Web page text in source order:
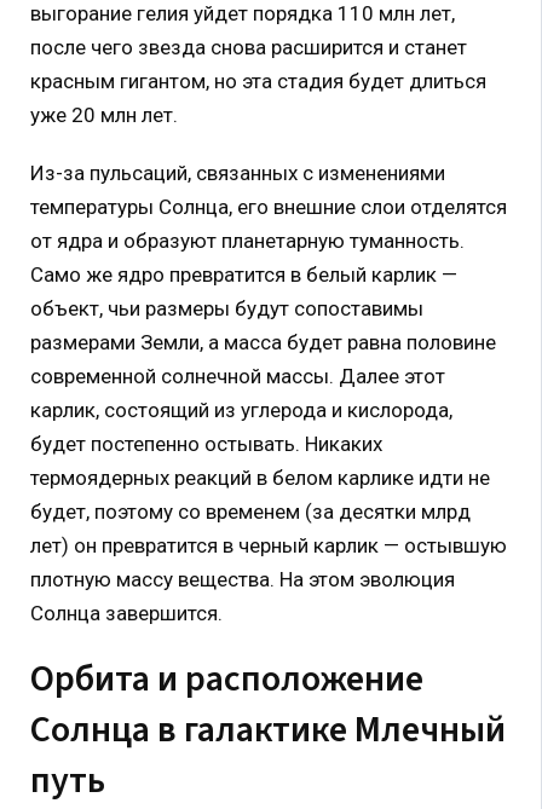
выгорание гелия уйдет порядка 110 млн лет,
после чего звезда снова расширится и станет
красным гигантом, но эта стадия будет длиться
уже 20 млн лет.
Из-за пульсаций, связанных с изменениями
температуры Солнца, его внешние слои отделятся
от ядра и образуют планетарную туманность.
Само же ядро превратится в белый карлик —
объект, чьи размеры будут сопоставимы
размерами Земли, а масса будет равна половине
современной солнечной массы. Далее этот
карлик, состоящий из углерода и кислорода,
будет постепенно остывать. Никаких
термоядерных реакций в белом карлике идти не
будет, поэтому со временем (за десятки млрд
лет) он превратится в черный карлик — остывшую
плотную массу вещества. На этом эволюция
Солнца завершится.
Орбита и расположение
Солнца в галактике Млечный
путь